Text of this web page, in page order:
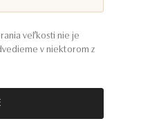
veľkosti nie je
v niektorom z